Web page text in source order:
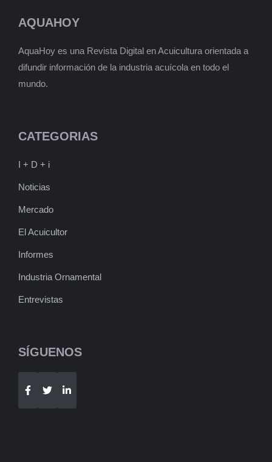
AQUAHOY
AquaHoy es una Revista Digital en Acuicultura orientada a
difundir información de la industria acuícola en todo el
mundo.
CATEGORIAS
I + D + i
Noticias
Mercado
El Acuicultor
Informes
Industria Ornamental
Entrevistas
SÍGUENOS
Telegram